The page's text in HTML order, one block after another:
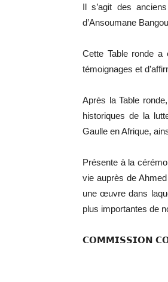
Il s’agit des
d’Ansoumane
Cette Table ronde a
témoignages et
Après la Table
historiques de la
Gaulle en Afrique,
Présente à la
vie auprès de
une œuvre dans
plus importantes de
𝗖𝗢𝗠𝗠𝗜𝗦𝗦𝗜𝗢𝗡